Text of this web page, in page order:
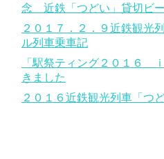
念 近鉄「つどい」貸切ビ
２０１７．２．９近鉄観光
ル列車乗車記
「駅祭ティング２０１６
きました
２０１６近鉄観光列車「つ